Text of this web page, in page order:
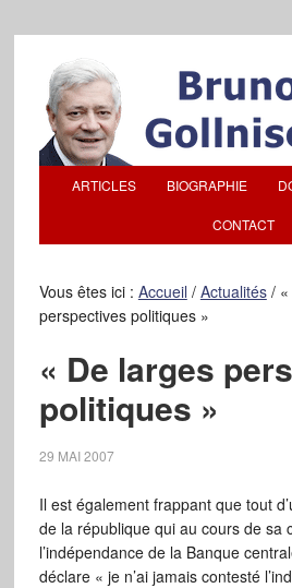
ARTICLES BIOGRAPHIE
CONTACT
Vous êtes ici : Accueil / Actualités /«
perspectives politiques »
« De larges
politiques »
29 MAI 2007
Il est également frappant que tout
de la république qui au cours de sa
l’indépendance de la Banque
déclare « je n’ai jamais contesté